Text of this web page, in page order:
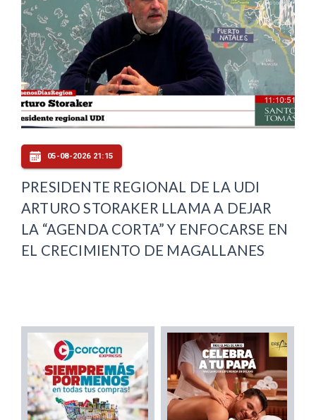
05-08-2026 21:15
PRESIDENTE REGIONAL DE LA UDI
ARTURO STORAKER LLAMA A DEJAR
LA “AGENDA CORTA” Y ENFOCARSE EN
EL CRECIMIENTO DE MAGALLANES